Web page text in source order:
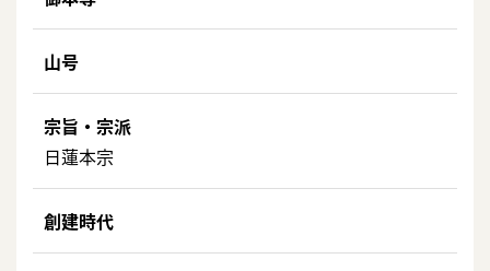
山号
宗旨・宗派
日蓮本宗
創建時代